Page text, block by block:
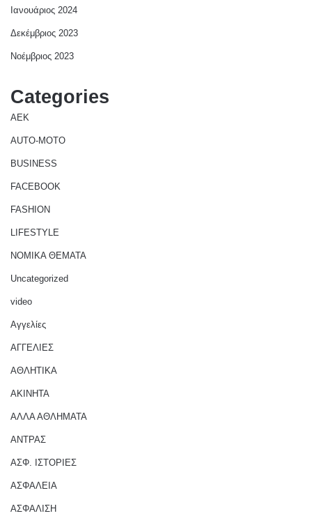
Ιανουάριος 2024
Δεκέμβριος 2023
Νοέμβριος 2023
Categories
AEK
AUTO-MOTO
BUSINESS
FACEBOOK
FASHION
LIFESTYLE
NOMIKA ΘΕΜΑΤΑ
Uncategorized
video
Αγγελίες
ΑΓΓΕΛΙΕΣ
ΑΘΛΗΤΙΚΑ
ΑΚΙΝΗΤΑ
ΑΛΛΑ ΑΘΛΗΜΑΤΑ
ΑΝΤΡΑΣ
ΑΣΦ. ΙΣΤΟΡΙΕΣ
ΑΣΦΑΛΕΙΑ
ΑΣΦΑΛΙΣΗ